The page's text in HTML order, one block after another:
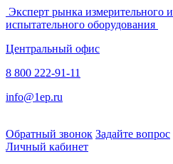
Эксперт рынка измерительного и
испытательного оборудования
Центральный офис
8 800 222-91-11
info@1ep.ru
Обратный звонок Задайте вопрос
Личный кабинет